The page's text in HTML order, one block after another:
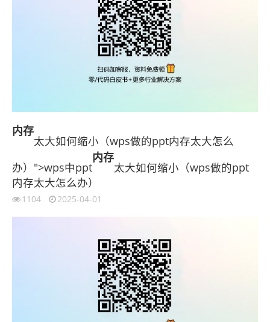
内存
太大如何缩小（wps做的ppt内存太大怎么
办）">wps中ppt
内存
太大如何缩小（wps做的ppt
内存太大怎么办）
1104 2025-04-01